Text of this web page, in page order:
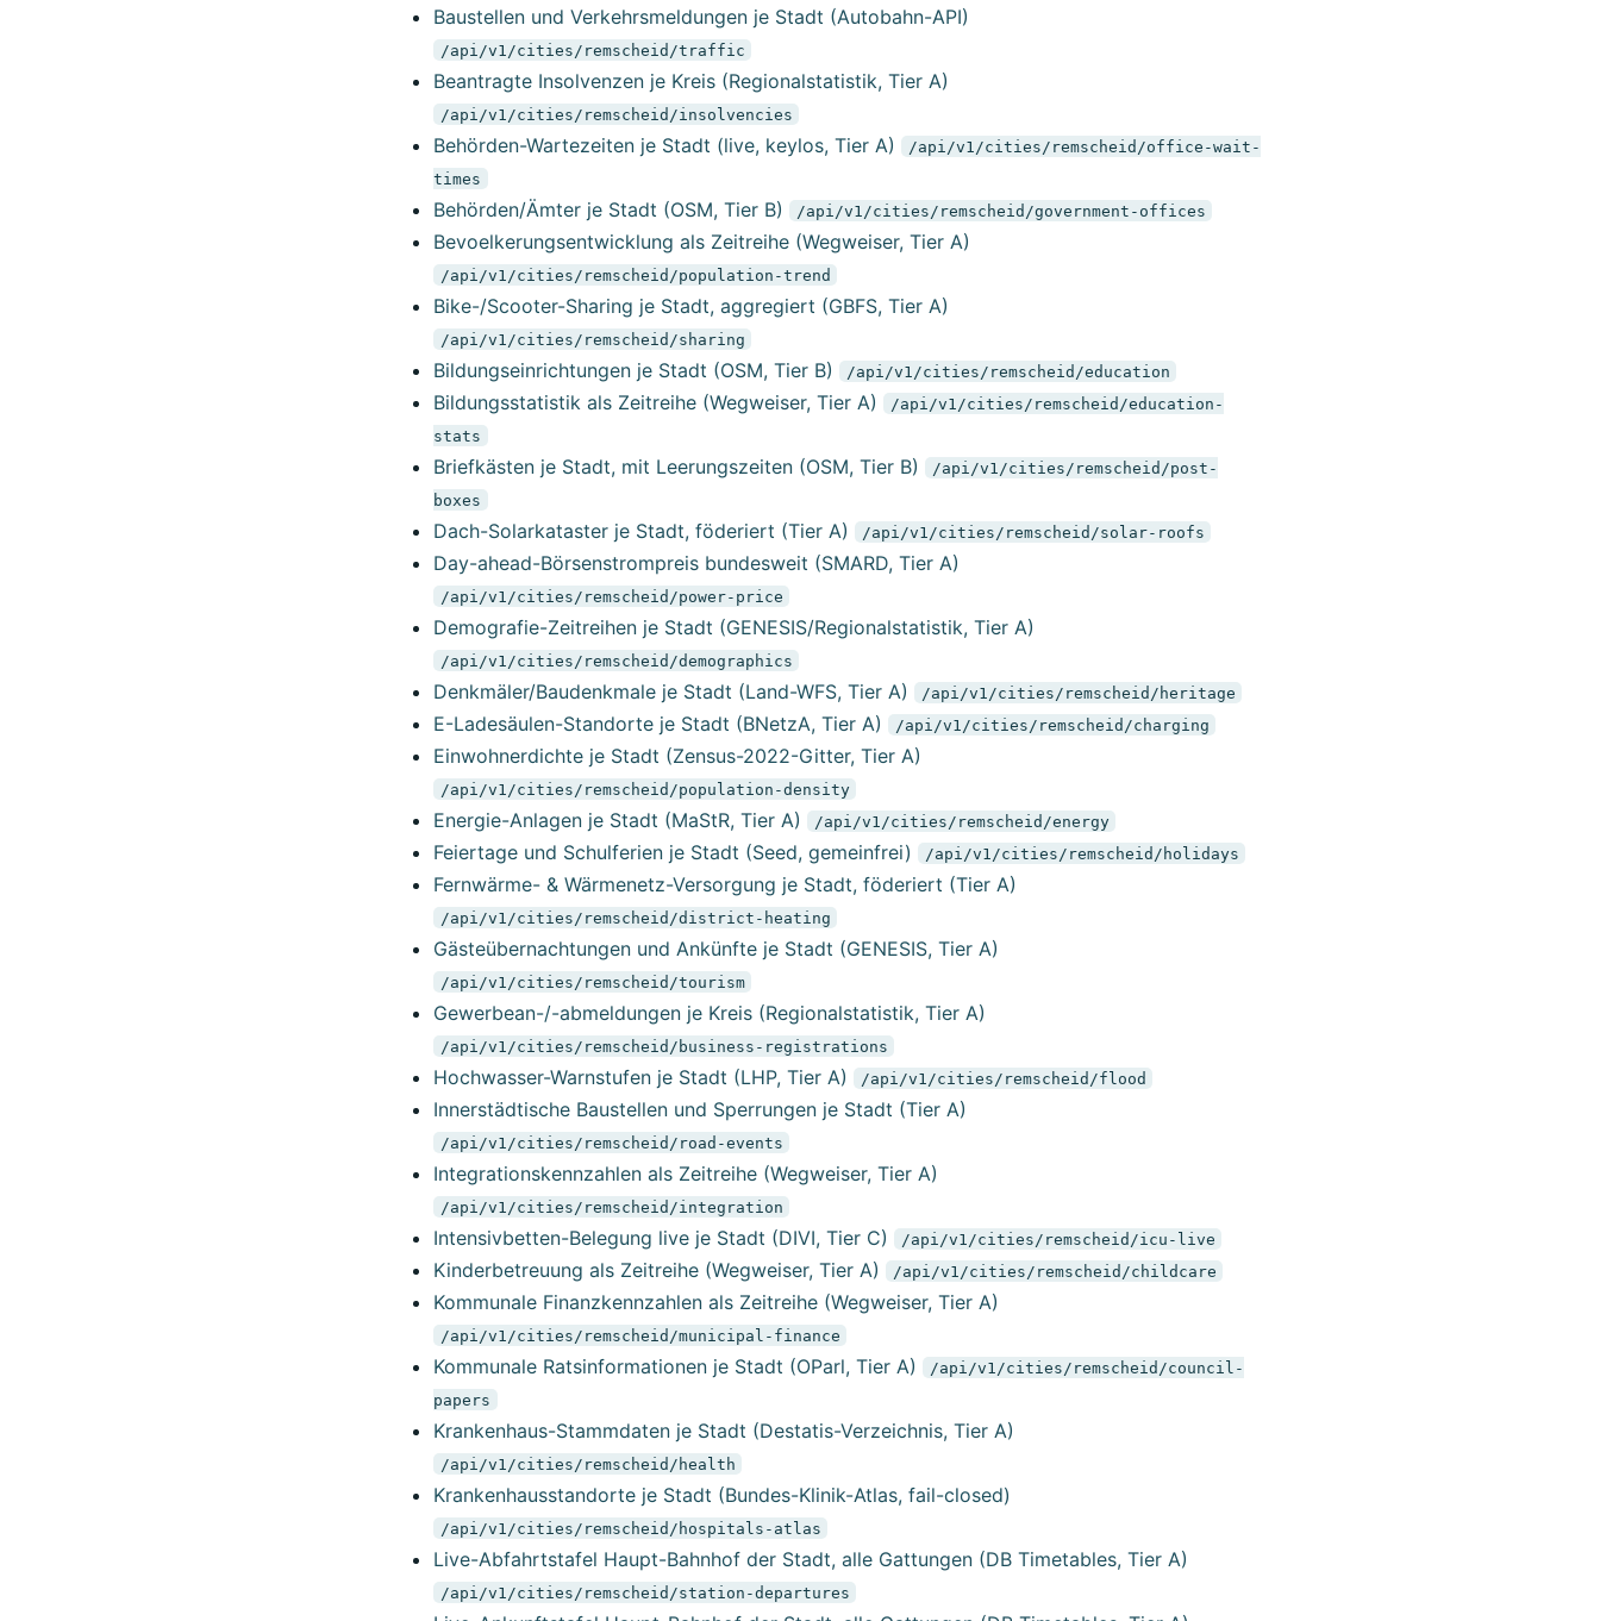
Baustellen und Verkehrsmeldungen je Stadt (Autobahn-API)
/api/v1/cities/remscheid/traffic
Beantragte Insolvenzen je Kreis (Regionalstatistik, Tier A)
/api/v1/cities/remscheid/insolvencies
Behörden-Wartezeiten je Stadt (live, keylos, Tier A)
/api/v1/cities/remscheid/office-wait-
times
Behörden/Ämter je Stadt (OSM, Tier B) /api/v1/cities/remscheid/government-offices
Bevoelkerungsentwicklung als Zeitreihe (Wegweiser, Tier A)
/api/v1/cities/remscheid/population-trend
Bike-/Scooter-Sharing je Stadt, aggregiert (GBFS, Tier A)
/api/v1/cities/remscheid/sharing
Bildungseinrichtungen je Stadt (OSM, Tier B) /api/v1/cities/remscheid/education
Bildungsstatistik als Zeitreihe (Wegweiser, Tier A)
/api/v1/cities/remscheid/education-
stats
Briefkästen je Stadt, mit Leerungszeiten (OSM, Tier B)
/api/v1/cities/remscheid/post-
boxes
Dach-Solarkataster je Stadt, föderiert (Tier A) /api/v1/cities/remscheid/solar-roofs
Day-ahead-Börsenstrompreis bundesweit (SMARD, Tier A)
/api/v1/cities/remscheid/power-price
Demografie-Zeitreihen je Stadt (GENESIS/Regionalstatistik, Tier A)
/api/v1/cities/remscheid/demographics
Denkmäler/Baudenkmale je Stadt (Land-WFS, Tier A) /api/v1/cities/remscheid/heritage
E-Ladesäulen-Standorte je Stadt (BNetzA, Tier A) /api/v1/cities/remscheid/charging
Einwohnerdichte je Stadt (Zensus-2022-Gitter, Tier A)
/api/v1/cities/remscheid/population-density
Energie-Anlagen je Stadt (MaStR, Tier A) /api/v1/cities/remscheid/energy
Feiertage und Schulferien je Stadt (Seed, gemeinfrei) /api/v1/cities/remscheid/holidays
Fernwärme- & Wärmenetz-Versorgung je Stadt, föderiert (Tier A)
/api/v1/cities/remscheid/district-heating
Gästeübernachtungen und Ankünfte je Stadt (GENESIS, Tier A)
/api/v1/cities/remscheid/tourism
Gewerbean-/-abmeldungen je Kreis (Regionalstatistik, Tier A)
/api/v1/cities/remscheid/business-registrations
Hochwasser-Warnstufen je Stadt (LHP, Tier A) /api/v1/cities/remscheid/flood
Innerstädtische Baustellen und Sperrungen je Stadt (Tier A)
/api/v1/cities/remscheid/road-events
Integrationskennzahlen als Zeitreihe (Wegweiser, Tier A)
/api/v1/cities/remscheid/integration
Intensivbetten-Belegung live je Stadt (DIVI, Tier C) /api/v1/cities/remscheid/icu-live
Kinderbetreuung als Zeitreihe (Wegweiser, Tier A) /api/v1/cities/remscheid/childcare
Kommunale Finanzkennzahlen als Zeitreihe (Wegweiser, Tier A)
/api/v1/cities/remscheid/municipal-finance
Kommunale Ratsinformationen je Stadt (OParl, Tier A)
/api/v1/cities/remscheid/council-
papers
Krankenhaus-Stammdaten je Stadt (Destatis-Verzeichnis, Tier A)
/api/v1/cities/remscheid/health
Krankenhausstandorte je Stadt (Bundes-Klinik-Atlas, fail-closed)
/api/v1/cities/remscheid/hospitals-atlas
Live-Abfahrtstafel Haupt-Bahnhof der Stadt, alle Gattungen (DB Timetables, Tier A)
/api/v1/cities/remscheid/station-departures